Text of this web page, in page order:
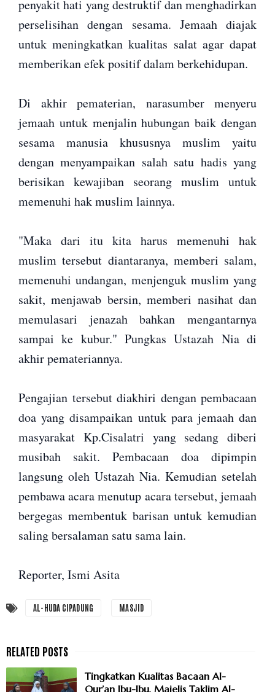
penyakit hati yang destruktif dan menghadirkan
perselisihan dengan sesama. Jemaah diajak
untuk meningkatkan kualitas salat agar dapat
memberikan efek positif dalam berkehidupan.
Di akhir pematerian, narasumber menyeru
jemaah untuk menjalin hubungan baik dengan
sesama manusia khususnya muslim yaitu
dengan menyampaikan salah satu hadis yang
berisikan kewajiban seorang muslim untuk
memenuhi hak muslim lainnya.
"Maka dari itu kita harus memenuhi hak
muslim tersebut diantaranya, memberi salam,
memenuhi undangan, menjenguk muslim yang
sakit, menjawab bersin, memberi nasihat dan
memulasari jenazah bahkan mengantarnya
sampai ke kubur." Pungkas Ustazah Nia di
akhir pemateriannya.
Pengajian tersebut diakhiri dengan pembacaan
doa yang disampaikan untuk para jemaah dan
masyarakat Kp.Cisalatri yang sedang diberi
musibah sakit. Pembacaan doa dipimpin
langsung oleh Ustazah Nia. Kemudian setelah
pembawa acara menutup acara tersebut, jemaah
bergegas membentuk barisan untuk kemudian
saling bersalaman satu sama lain.
Reporter, Ismi Asita
AL-HUDA CIPADUNG MASJID
Tingkatkan Kualitas Bacaan Al-
Qur’an Ibu-Ibu, Majelis Taklim Al-